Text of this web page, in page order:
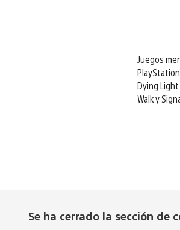
Juegos
Dying Light
Walk y
Se ha cerrado la sección de